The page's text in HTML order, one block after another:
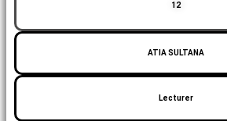
12
ATIA SULTANA
Lecturer